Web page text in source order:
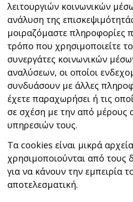
λειτουργιών κοινωνικών
ανάλυση της
μοιραζόμαστε πληροφορίες
τρόπο που χρησιμοποιείτε
συνεργάτες κοινωνικών
αναλύσεων, οι οποίοι
συνδυάσουν με άλλες
έχετε παραχωρήσει ή τις
σε σχέση με την από μέρους
υπηρεσιών τους.
Τα cookies είναι μικρά
χρησιμοποιούνται από τους
για να κάνουν την εμπειρία
αποτελεσματική.